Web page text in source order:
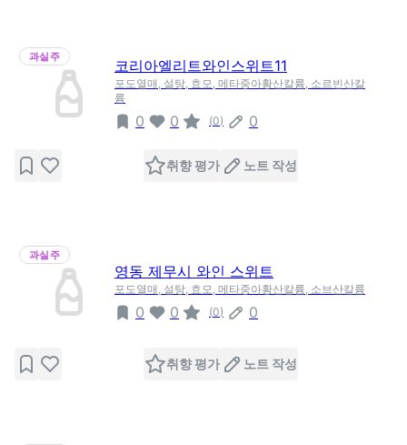
과실주
코리아엘리트와인스위트11
포도열매, 설탕, 효모, 메타중아황산칼륨, 소르빈산칼
륨
0 0 (0) 0
취향 평가 노트 작성
과실주
영동 제무시 와인 스위트
포도열매, 설탕, 효모, 메타중아황산칼륨, 소브산칼륨
0 0 (0) 0
취향 평가 노트 작성